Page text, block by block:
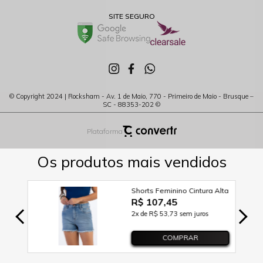
SITE SEGURO
© Copyright 2024 | Rocksham - Av. 1 de Maio, 770 - Primeiro de Maio - Brusque –
SC - 88353-202 ©
Plataforma